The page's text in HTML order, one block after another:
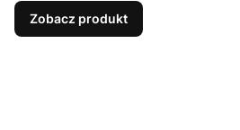
Zobacz produkt